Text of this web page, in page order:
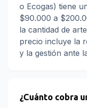
o Ecogas) tiene
$90.000 a
la cantidad de
precio incluye la
y la gestión ante
¿Cuánto cobra